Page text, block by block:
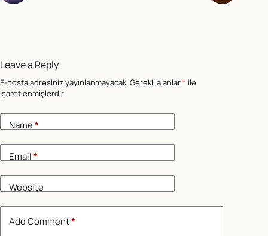
Leave a Reply
E-posta adresiniz yayınlanmayacak.Gerekli alanlar* ile
işaretlenmişlerdir
Name*
Email*
Website
Add Comment*